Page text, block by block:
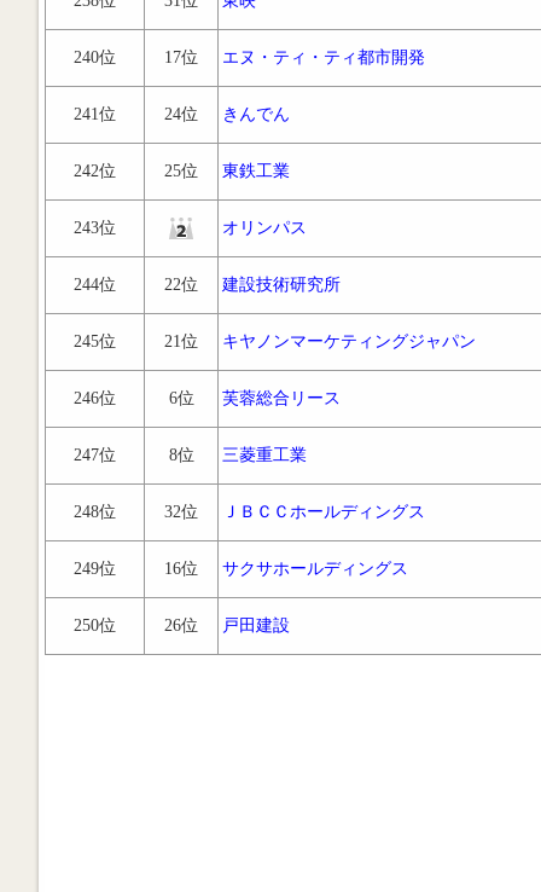
240位 17位 エヌ・ティ・ティ都市開発
241位 24位 きんでん
242位 25位 東鉄工業
243位 オリンパス
244位 22位 建設技術研究所
245位 21位 キヤノンマーケティングジャパン
246位 6位 芙蓉総合リース
247位 8位 三菱重工業
248位 32位 ＪＢＣＣホールディングス
249位 16位 サクサホールディングス
250位 26位 戸田建設